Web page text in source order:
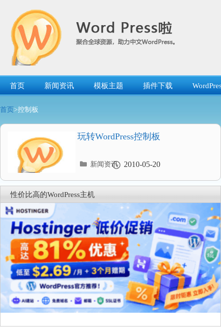
首页 新闻资讯 模板主题 插件下载
首页 >控制板
玩转WordPress控制板
2010-05-20
分
录
新闻资讯
性价比高的WordPress主机